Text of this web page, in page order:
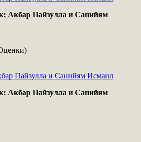
Акбар Пайзулла и Санийям
Акбар Пайзулла и Санийям